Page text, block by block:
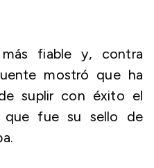
fiable y, contra
mostró que ha
suplir con éxito el
que fue su sello de